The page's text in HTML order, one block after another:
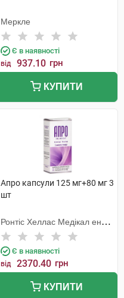
Меркле
Є в наявності
від 937.10 грн
КУПИТИ
Апро капсули 125 мг+80 мг 3
шт
Ронтіс Хеллас Медікал енд
Фармасьютікал Продактс
С.А.
Є в наявності
від 2370.40 грн
КУПИТИ